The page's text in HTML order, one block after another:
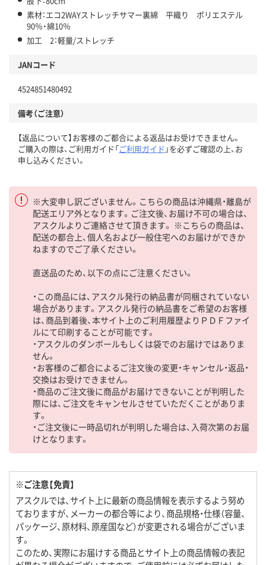
素材：エコ2WAYストレッチサマー裏綿 平織り ポリエステル
90％・綿10％
加工 2：軽量/ストレッチ
JANコード
4524851480492
備考（ご注意）
【返品について】お客様のご都合による返品はお受けできません。
ご購入の際は、ご利用ガイド「ご利用ガイド 」を必ずご確認の上、お
申し込みください。
※大変申し訳ございません。こちらの商品は沖縄県・離島が
配送エリア外となります。ご注文後、お届け不可の場合は、
アスクルよりご連絡させて頂きます。 ※こちらの商品は、
配送の都合上、個人名および一般住宅へのお届けができか
ねますのでご了承ください。
直送品のため、以下の点にご注意ください。
・この商品には、アスクル発行の納品書が同梱されていない
場合があります。アスクル発行の納品書をご希望のお客様
は、商品到着後、本サイト上のご利用履歴よりＰＤＦファイ
ルにて印刷することが可能です。
・アスクルのダンボールもしくは袋でのお届けではありま
せん。
・お客様のご都合によるご注文後の変更・キャンセル・返品・
交換はお受けできません。
・商品のご注文後に商品がお届けできないことが判明した
際には、ご注文をキャンセルさせていただくことがありま
す。
・ご注文後に一時品切れが判明した場合は、入荷次第のお届
けとなります。
※ご注意【免責】
アスクルでは、サイト上に最新の商品情報を表示するよう努め
ておりますが、メーカーの都合等により、商品規格・仕様（容量、
パッケージ、原材料、原産国など）が変更される場合がございま
す。
このため、実際にお届けする商品とサイト上の商品情報の表記